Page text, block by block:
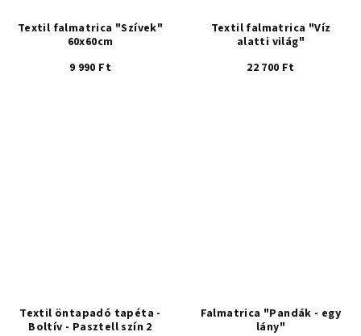
Textil falmatrica "Szívek"
60x60cm
9 990 Ft
Textil falmatrica "Víz
alatti világ"
22 700 Ft
Textil öntapadó tapéta -
Boltív - Pasztell szín 2
Falmatrica "Pandák - egy
lány"